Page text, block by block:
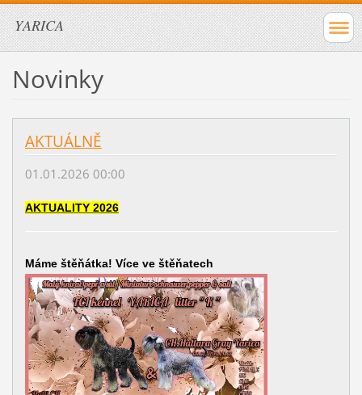
YARICA
Novinky
AKTUÁLNĚ
01.01.2026 00:00
AKTUALITY 2026
Máme štěňátka! Více ve štěňatech